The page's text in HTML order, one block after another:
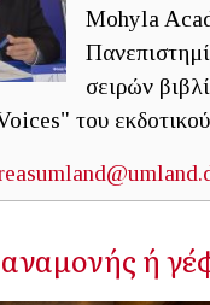
Mohyla
σειρών
του
ή